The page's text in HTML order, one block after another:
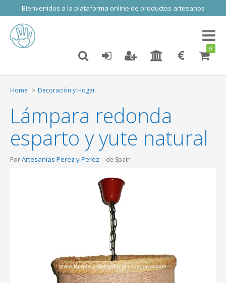
Bienvenidos a la plataforma online de productos artesanos
Toggle
0
Home Decoración y Hogar
Lámpara redonda
esparto y yute natural
PorArtesanias Perez y Perez de Spain